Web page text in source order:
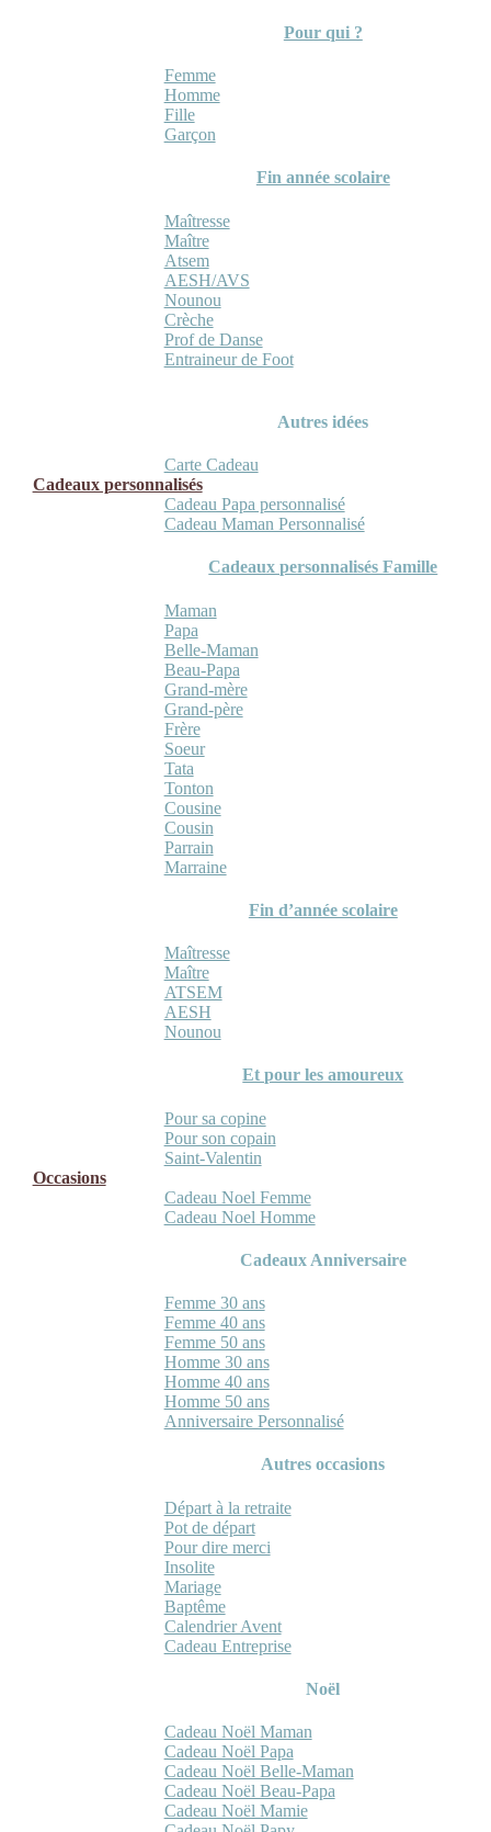
Pour qui ?
Femme
Homme
Fille
Garçon
Fin année scolaire
Maîtresse
Maître
Atsem
AESH/AVS
Nounou
Crèche
Prof de Danse
Entraineur de Foot
Autres idées
Carte Cadeau
Cadeaux personnalisés
Cadeau Papa personnalisé
Cadeau Maman Personnalisé
Cadeaux personnalisés Famille
Maman
Papa
Belle-Maman
Beau-Papa
Grand-mère
Grand-père
Frère
Soeur
Tata
Tonton
Cousine
Cousin
Parrain
Marraine
Fin d’année scolaire
Maîtresse
Maître
ATSEM
AESH
Nounou
Et pour les amoureux
Pour sa copine
Pour son copain
Saint-Valentin
Occasions
Cadeau Noel Femme
Cadeau Noel Homme
Cadeaux Anniversaire
Femme 30 ans
Femme 40 ans
Femme 50 ans
Homme 30 ans
Homme 40 ans
Homme 50 ans
Anniversaire Personnalisé
Autres occasions
Départ à la retraite
Pot de départ
Pour dire merci
Insolite
Mariage
Baptême
Calendrier Avent
Cadeau Entreprise
Noël
Cadeau Noël Maman
Cadeau Noël Papa
Cadeau Noël Belle-Maman
Cadeau Noël Beau-Papa
Cadeau Noël Mamie